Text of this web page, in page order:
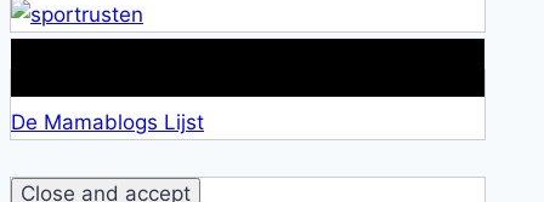
De Mamablogs Lijst